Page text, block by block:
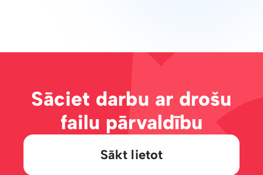
Sāciet darbu ar drošu
failu pārvaldību
Sākt lietot